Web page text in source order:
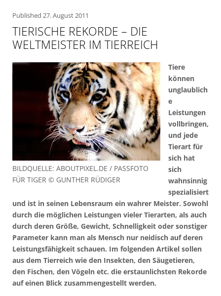
Published 27. August 2011
TIERISCHE REKORDE – DIE
WELTMEISTER IM TIERREICH
BILDQUELLE: ABOUTPIXEL.DE / PASSFOTO
FÜR TIGER © GUNTHER RÜDIGER
Tiere
können
unglaublich
e
Leistungen
vollbringen,
und jede
Tierart für
sich hat
sich
wahnsinnig
spezialisiert
und ist in seinen Lebensraum ein wahrer Meister. Sowohl
durch die möglichen Leistungen vieler Tierarten, als auch
durch deren Größe, Gewicht, Schnelligkeit oder sonstiger
Parameter kann man als Mensch nur neidisch auf deren
Leistungsfähigkeit schauen. Im folgenden Artikel sollen
aus dem Tierreich wie den Insekten, den Säugetieren,
den Fischen, den Vögeln etc. die erstaunlichsten Rekorde
auf einen Blick zusammengestellt werden.